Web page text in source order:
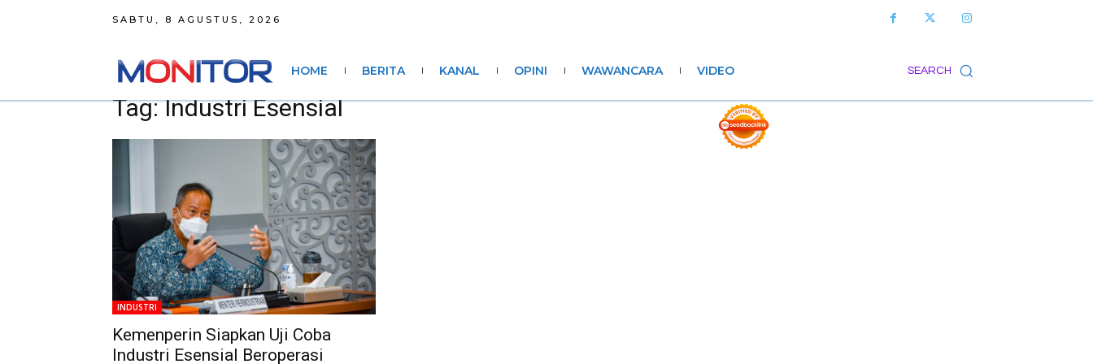
SABTU, 8 AGUSTUS, 2026
SEARCH
HOME BERITA KANAL OPINI WAWANCARA VIDEO
Tag: Industri Esensial
INDUSTRI
Kemenperin Siapkan Uji Coba
Industri Esensial Beroperasi